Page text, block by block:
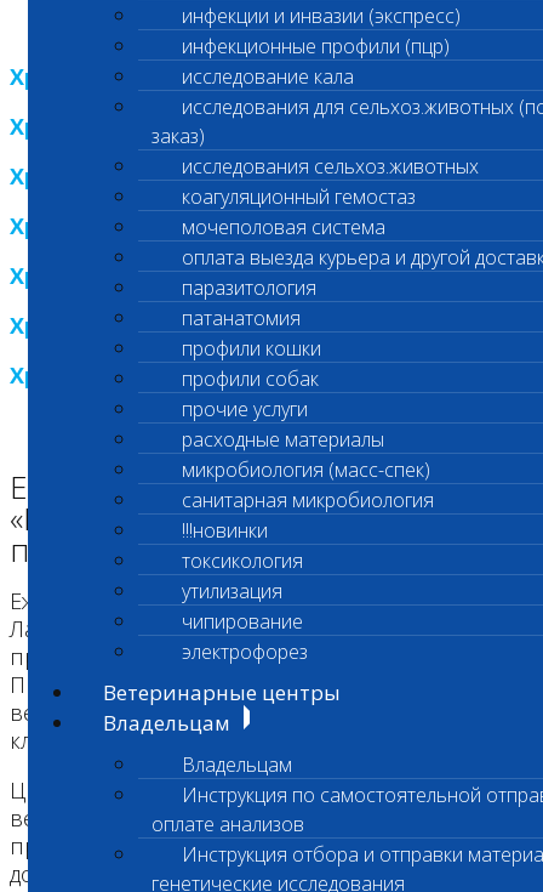
инфекции и инвазии (экспресс)
инфекционные профили (пцр)
исследование кала
исследования для сельхоз.животных
заказ)
исследования сельхоз.животных
коагуляционный гемостаз
мочеполовая система
оплата выезда курьера и другой
паразитология
патанатомия
профили кошки
профили собак
прочие услуги
расходные материалы
микробиология (масс-спек)
санитарная микробиология
!!!новинки
токсикология
утилизация
чипирование
электрофорез
Ветеринарные центры
Владельцам
Владельцам
Инструкция по самостоятельной
оплате анализов
Инструкция отбора и отправки
генетические исследования
Хрустальная пробирка 2013
Хрустальная пробирка 2012
Хрустальная пробирка 2011
Хрустальная пробирка 2010
Хрустальная пробирка 2009
Хрустальная пробирка 2008
Хрустальная пробирка 2007
Ежегодная премия лаборатории
«Шанс Био» «Хрустальная
пробирка»
Ежегодно с 2005 года, в конце весны,
Лаборатория "Шанс Био" вручает престижную
премию в области ветеринарии «ХРУСТАЛЬНАЯ
ПРОБИРКА» в номинациях "Лучший
ветеринарный врач" и "Лучшая ветеринарная
клиника".
Цель данной акции – выражение признания
ветеринарным врачам и клиникам,
применяющим в своей работе последние
достижения лабораторной науки.